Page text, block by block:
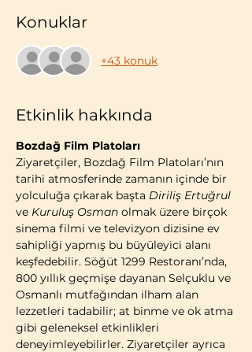
Konuklar
+43 konuk
Etkinlik hakkında
Bozdağ Film Platoları
Ziyaretçiler, Bozdağ Film Platoları’nın
tarihi atmosferinde zamanın içinde bir
yolculuğa çıkarak başta Diriliş Ertuğrul
ve Kuruluş Osman olmak üzere birçok
sinema filmi ve televizyon dizisine ev
sahipliği yapmış bu büyüleyici alanı
keşfedebilir. Söğüt 1299 Restoranı’nda,
800 yıllık geçmişe dayanan Selçuklu ve
Osmanlı mutfağından ilham alan
lezzetleri tadabilir; at binme ve ok atma
gibi geleneksel etkinlikleri
deneyimleyebilirler. Ziyaretçiler ayrıca